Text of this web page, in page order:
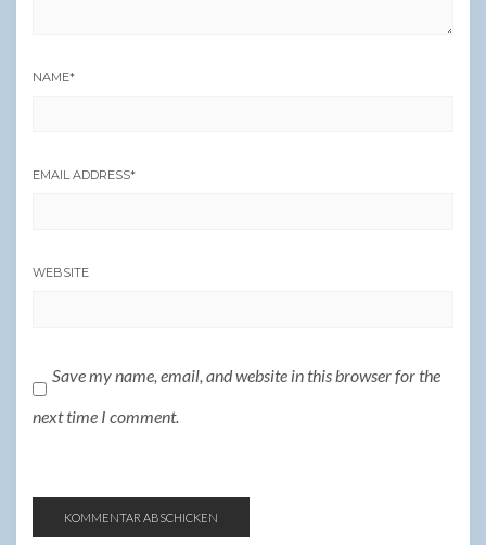
NAME*
EMAIL ADDRESS*
WEBSITE
Save my name, email, and website in this browser for the
next time I comment.